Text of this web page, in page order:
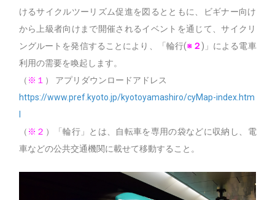
けるサイクルツーリズム促進を図るとともに、ビギナー向け
から上級者向けまで開催されるイベントを通じて、サイクリ
ングルートを発信することにより、「輪行(※２ )」による電車
利用の需要を喚起します。
（ ※１ ） アプリダウンロードアドレス
https://www.pref.kyoto.jp/kyotoyamashiro/cyMap-index.htm
（ ※２ ）「輪行」とは、自転車を専用の袋などに収納し、電
車などの公共交通機関に載せて移動すること。